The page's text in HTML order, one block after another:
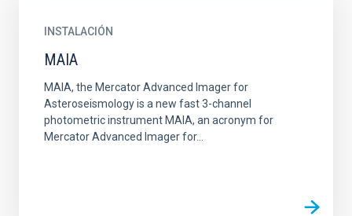
INSTALACIÓN
MAIA
MAIA, the Mercator Advanced Imager for
Asteroseismology is a new fast 3-channel
photometric instrument MAIA, an acronym for
Mercator Advanced Imager for...